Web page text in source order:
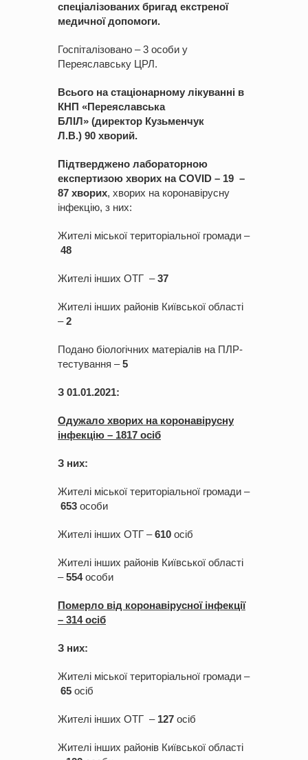
спеціалізованих бригад екстреної
медичної допомоги.
Госпіталізовано – 3 особи у
Переяславську ЦРЛ.
Всього на стаціонарному лікуванні в
КНП «Переяславська
БЛІЛ» (директор Кузьменчук
Л.В.) 90 хворий.
Підтверджено лабораторною
експертизою хворих на COVID – 19 –
87 хворих, хворих на коронавірусну
інфекцію, з них:
Жителі міської територіальної громади –
48
Жителі інших ОТГ –37
Жителі інших районів Київської області
–2
Подано біологічних матеріалів на ПЛР-
тестування –5
З 01.01.2021:
Одужало хворих на коронавірусну
інфекцію – 1817 осіб
З них:
Жителі міської територіальної громади –
653 особи
Жителі інших ОТГ –610 осіб
Жителі інших районів Київської області
– 554 оcоби
Померло від коронавірусної інфекції
– 314 осіб
З них:
Жителі міської територіальної громади –
65 осіб
Жителі інших ОТГ – 127 осіб
Жителі інших районів Київської області